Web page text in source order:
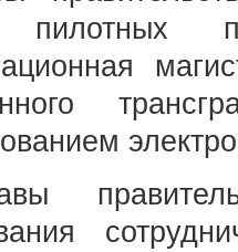
пилотных